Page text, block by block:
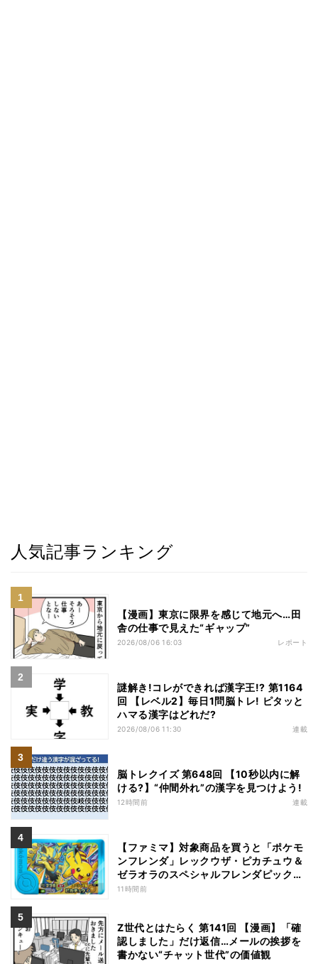
人気記事ランキング
【漫画】東京に限界を感じて地元へ…田
舎の仕事で見えた“ギャップ”
2026/08/06 16:03 レポート
謎解き!コレができれば漢字王!? 第1164
回 【レベル2】毎日1問脳トレ! ピタッと
ハマる漢字はどれだ?
2026/08/06 11:30 連載
脳トレクイズ 第648回 【10秒以内に解
ける?】“仲間外れ”の漢字を見つけよう!
12時間前 連載
【ファミマ】対象商品を買うと「ポケモ
ンフレンダ」レックウザ・ピカチュウ＆
ゼラオラのスペシャルフレンダピックが
もらえるキャンペーン
11時間前
Z世代とはたらく 第141回 【漫画】「確
認しました」だけ返信…メールの挨拶を
書かない“チャット世代”の価値観